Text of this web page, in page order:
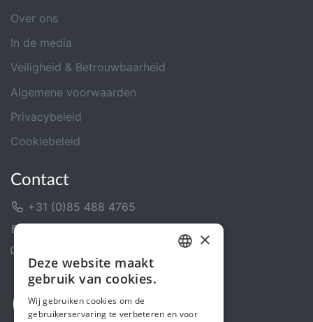
Over ons
In de media
Veiligheid & Betrouwbaarheid
Algemene voorwaarden
Privacybeleid
Cookiebeleid
Contact
+31 (0)85 488 4765
ENGLISH
×
Deze website maakt
gebruik van cookies.
Wij gebruiken cookies om de
gebruikerservaring te verbeteren en voor